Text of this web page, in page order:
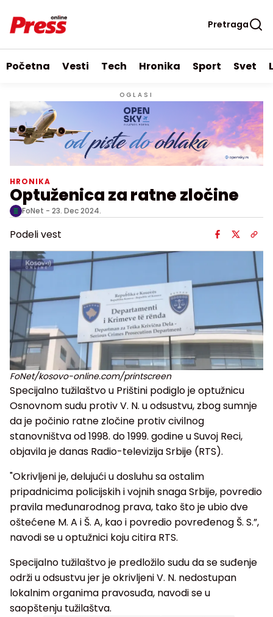
Pretraga
Početna Vesti Tech Hronika Sport Svet
OGLASI
HRONIKA
Optuženica za ratne zločine
FoNet - 23. Dec 2024.
Podeli vest
FoNet/kosovo-online.com/printscreen
Specijalno tužilaštvo u Prištini podiglo je optužnicu
Osnovnom sudu protiv V. N. u odsustvu, zbog sumnje
da je počinio ratne zločine protiv civilnog
stanovništva od 1998. do 1999. godine u Suvoj Reci,
objavila je danas Radio-televizija Srbije (RTS).
"Okrivljeni je, delujući u dosluhu sa ostalim
pripadnicima policijskih i vojnih snaga Srbije, povredio
pravila međunarodnog prava, tako što je ubio dve
oštećene M. A i Š. A, kao i povredio povređenog Š. S.”,
navodi se u optužnici koju citira RTS.
Specijalno tužilaštvo je predložilo sudu da se suđenje
održi u odsustvu jer je okrivljeni V. N. nedostupan
lokalnim organima pravosuđa, navodi se u
saopštenju tužilaštva.